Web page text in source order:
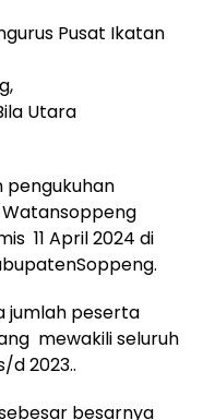
Pusat Ikatan
Utara
pengukuhan
Watansoppeng
11 April 2024 di
jumlah peserta
mewakili seluruh
d 2023..
besarnya